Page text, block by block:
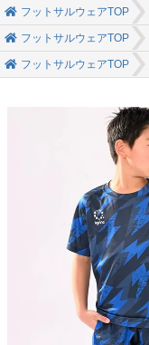
フットサルウェアTOP
フットサルウェアTOP
フットサルウェアTOP